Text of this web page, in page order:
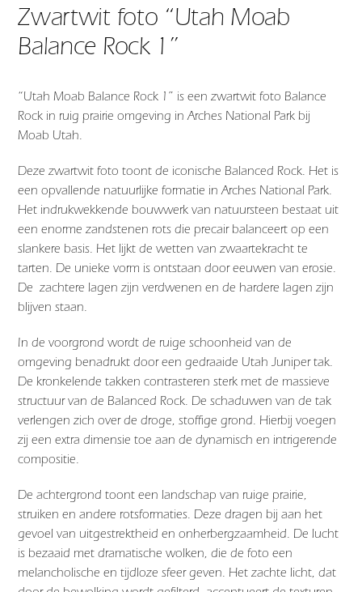
Zwartwit foto “Utah Moab
Balance Rock 1”
“Utah Moab Balance Rock 1” is een zwartwit foto Balance
Rock in ruig prairie omgeving in Arches National Park bij
Moab Utah.
Deze zwartwit foto toont de iconische Balanced Rock. Het is
een opvallende natuurlijke formatie in Arches National Park.
Het indrukwekkende bouwwerk van natuursteen bestaat uit
een enorme zandstenen rots die precair balanceert op een
slankere basis. Het lijkt de wetten van zwaartekracht te
tarten. De unieke vorm is ontstaan door eeuwen van erosie.
De zachtere lagen zijn verdwenen en de hardere lagen zijn
blijven staan.
In de voorgrond wordt de ruige schoonheid van de
omgeving benadrukt door een gedraaide Utah Juniper tak.
De kronkelende takken contrasteren sterk met de massieve
structuur van de Balanced Rock. De schaduwen van de tak
verlengen zich over de droge, stoffige grond. Hierbij voegen
zij een extra dimensie toe aan de dynamisch en intrigerende
compositie.
De achtergrond toont een landschap van ruige prairie,
struiken en andere rotsformaties. Deze dragen bij aan het
gevoel van uitgestrektheid en onherbergzaamheid. De lucht
is bezaaid met dramatische wolken, die de foto een
melancholische en tijdloze sfeer geven. Het zachte licht, dat